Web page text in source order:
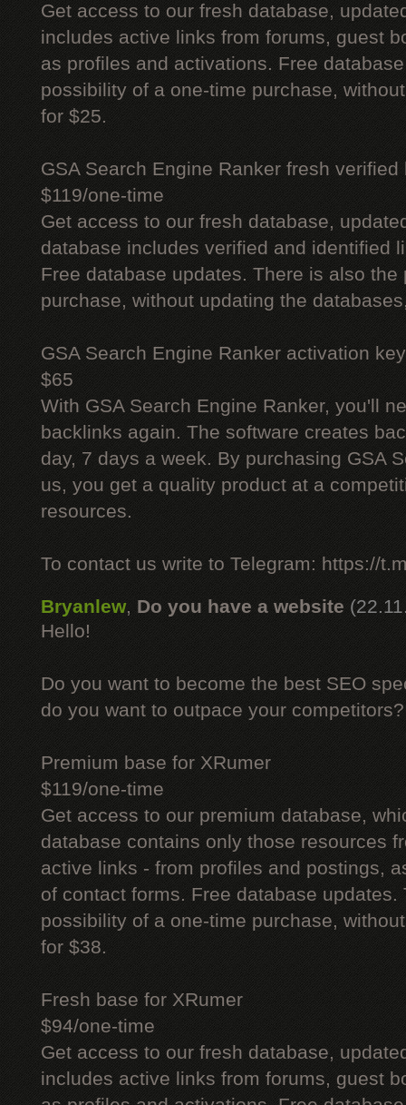
Get access to our fresh database,
includes active links from forums, guest
as profiles and activations. Free
possibility of a one-time purchase,
for $25.
GSA Search Engine Ranker fresh verified
$119/one-time
Get access to our fresh database,
database includes verified and identified
Free database updates. There is also
purchase, without updating the
GSA Search Engine Ranker activation key
$65
With GSA Search Engine Ranker, you'll
backlinks again. The software creates
day, 7 days a week. By purchasing GSA
us, you get a quality product at a
resources.
To contact us write to Telegram: https://
Bryanlew, Do you have a website
Hello!
Do you want to become the best SEO
do you want to outpace your competitors?
Premium base for XRumer
$119/one-time
Get access to our premium database,
database contains only those resources
active links - from profiles and postings,
of contact forms. Free database updates.
possibility of a one-time purchase,
for $38.
Fresh base for XRumer
$94/one-time
Get access to our fresh database,
includes active links from forums, guest